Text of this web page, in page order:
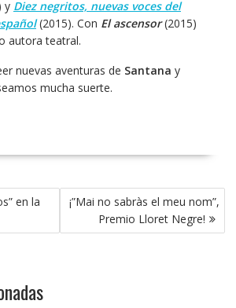
y Diez negritos, nuevas voces del
(2015). Con El ascensor(2015)
autora teatral.
nuevas aventuras de Santana y
mucha suerte.
en la
¡”Mai no sabràs el meu nom”,
Premio Lloret Negre!